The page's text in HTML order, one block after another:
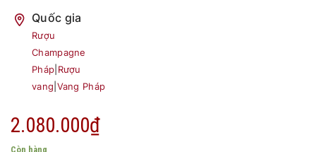
Quốc gia
Rượu
Champagne
Pháp Rượu
vang Vang Pháp
2.080.000₫
Còn hàng